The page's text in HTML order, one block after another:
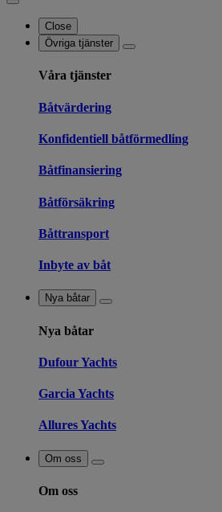
Close
Övriga tjänster
Våra tjänster
Båtvärdering
Konfidentiell båtförmedling
Båtfinansiering
Båtförsäkring
Båttransport
Inbyte av båt
Nya båtar
Nya båtar
Dufour Yachts
Garcia Yachts
Allures Yachts
Om oss
Om oss